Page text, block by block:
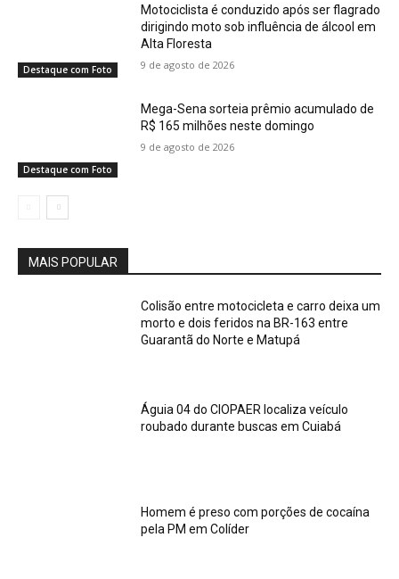
Destaque com Foto
Motociclista é conduzido após ser flagrado
dirigindo moto sob influência de álcool em
Alta Floresta
9 de agosto de 2026
Destaque com Foto
Mega-Sena sorteia prêmio acumulado de
R$ 165 milhões neste domingo
9 de agosto de 2026
MAIS POPULAR
Colisão entre motocicleta e carro deixa um
morto e dois feridos na BR-163 entre
Guarantã do Norte e Matupá
Águia 04 do CIOPAER localiza veículo
roubado durante buscas em Cuiabá
Homem é preso com porções de cocaína
pela PM em Colíder